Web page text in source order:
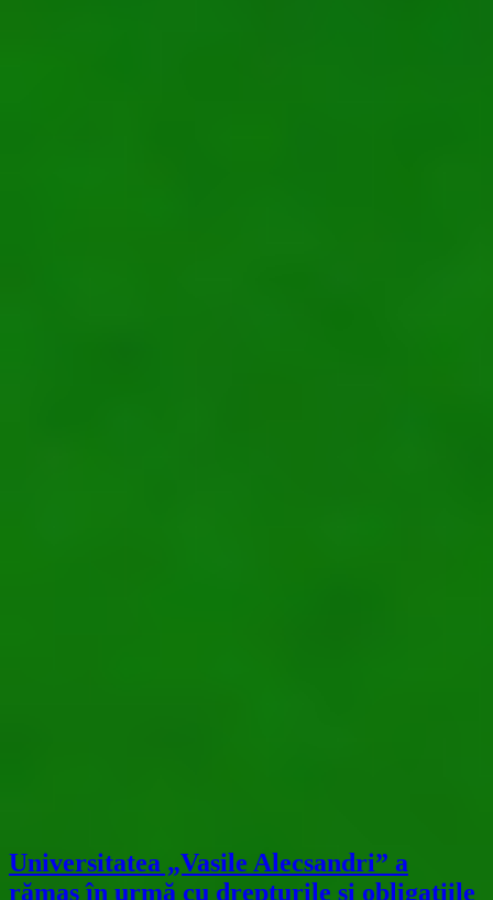
Universitatea „Vasile Alecsandri” a
rămas în urmă cu drepturile și obligațiile